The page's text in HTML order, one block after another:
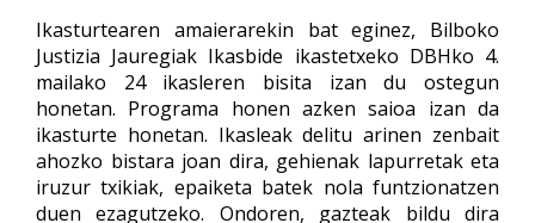
Ikasturtearen amaierarekin bat eginez, Bilboko
Justizia Jauregiak Ikasbide ikastetxeko DBHko 4.
mailako 24 ikasleren bisita izan du ostegun
honetan. Programa honen azken saioa izan da
ikasturte honetan. Ikasleak delitu arinen zenbait
ahozko bistara joan dira, gehienak lapurretak eta
iruzur txikiak, epaiketa batek nola funtzionatzen
duen ezagutzeko. Ondoren, gazteak bildu dira